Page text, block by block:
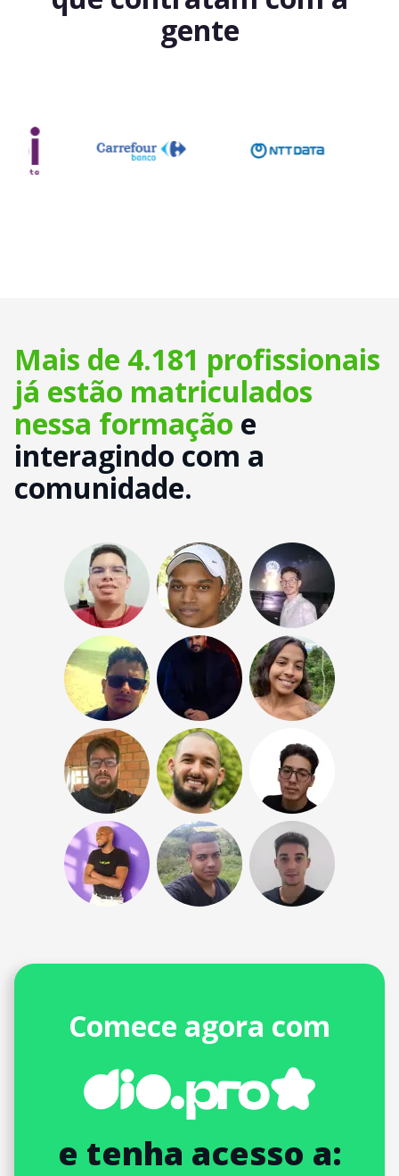
gente
Mais de 4.181 profissionais
já estão matriculados
nessa formação e
interagindo com a
comunidade.
Comece agora com
e tenha acesso a: